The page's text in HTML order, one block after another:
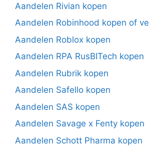
Aandelen Rivian kopen
Aandelen Robinhood kopen of
Aandelen Roblox kopen
Aandelen RPA RusBITech kopen
Aandelen Rubrik kopen
Aandelen Safello kopen
Aandelen SAS kopen
Aandelen Savage x Fenty kopen
Aandelen Schott Pharma kopen